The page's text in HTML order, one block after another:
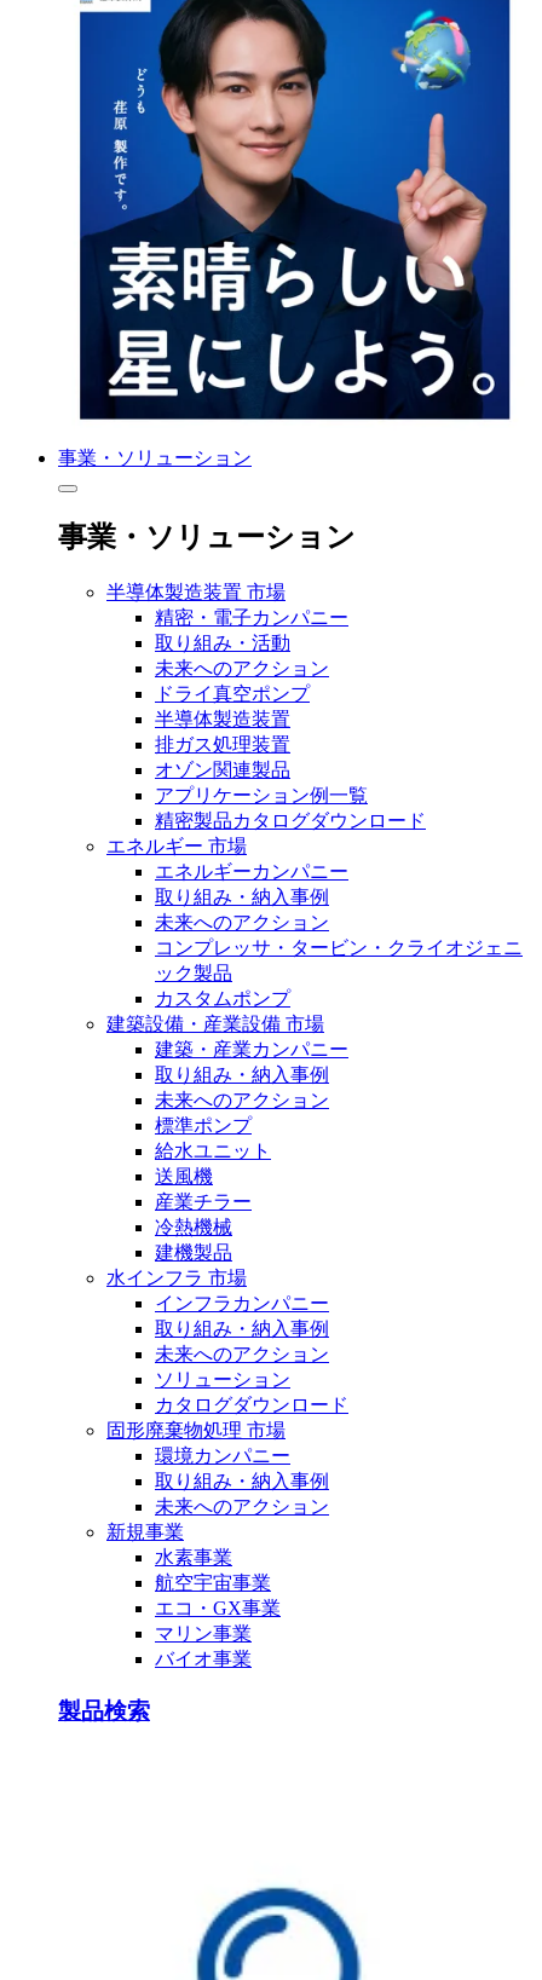
事業・ソリューション
事業・ソリューション
半導体製造装置 市場
精密・電子カンパニー
取り組み・活動
未来へのアクション
ドライ真空ポンプ
半導体製造装置
排ガス処理装置
オゾン関連製品
アプリケーション例一覧
精密製品カタログダウンロード
エネルギー 市場
エネルギーカンパニー
取り組み・納入事例
未来へのアクション
コンプレッサ・タービン・クライオジェニ
ック製品
カスタムポンプ
建築設備・産業設備 市場
建築・産業カンパニー
取り組み・納入事例
未来へのアクション
標準ポンプ
給水ユニット
送風機
産業チラー
冷熱機械
建機製品
水インフラ 市場
インフラカンパニー
取り組み・納入事例
未来へのアクション
ソリューション
カタログダウンロード
固形廃棄物処理 市場
環境カンパニー
取り組み・納入事例
未来へのアクション
新規事業
水素事業
航空宇宙事業
エコ・GX事業
マリン事業
バイオ事業
製品検索